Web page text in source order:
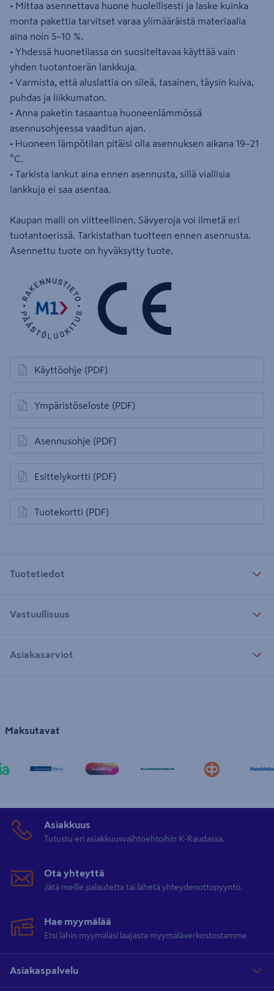
• Mittaa asennettava huone huolellisesti ja laske kuinka
monta pakettia tarvitset varaa ylimääräistä materiaalia
aina noin 5–10 %.
• Yhdessä huonetilassa on suositeltavaa käyttää vain
yhden tuotantoerän lankkuja.
• Varmista, että aluslattia on sileä, tasainen, täysin kuiva,
puhdas ja liikkumaton.
• Anna paketin tasaantua huoneenlämmössä
asennusohjeessa vaaditun ajan.
• Huoneen lämpötilan pitäisi olla asennuksen aikana 19–21
°C.
• Tarkista lankut aina ennen asennusta, sillä viallisia
lankkuja ei saa asentaa.
Kaupan malli on viitteellinen. Sävyeroja voi ilmetä eri
tuotantoerissä. Tarkistathan tuotteen ennen asennusta.
Asennettu tuote on hyväksytty tuote.
Käyttöohje (PDF)
avautuu uuteen välilehteen
Ympäristöseloste (PDF)
avautuu uuteen välilehteen
Asennusohje (PDF)
avautuu uuteen välilehteen
Esittelykortti (PDF)
avautuu uuteen välilehteen
Tuotekortti (PDF)
avautuu uuteen välilehteen
Tuotetiedot
Vastuullisuus
Asiakasarviot
Maksutavat
Asiakkuus
Tutustu eri asiakkuusvaihtoehtoihin K-Raudassa.
Ota yhteyttä
Jätä meille palautetta tai lähetä yhteydenottopyyntö.
Hae myymälää
Etsi lähin myymäläsi laajasta myymäläverkostostamme
Asiakaspalvelu